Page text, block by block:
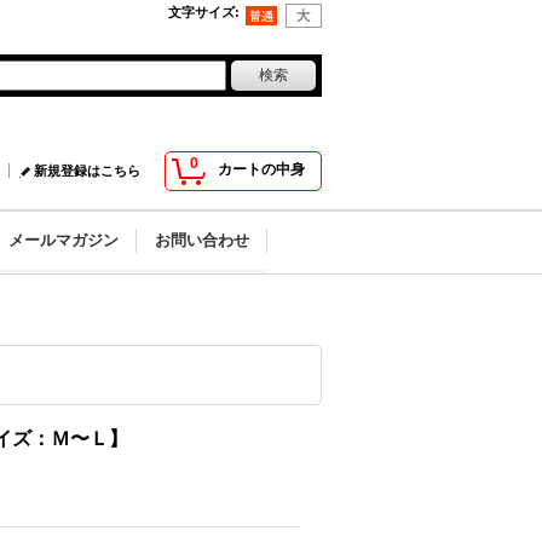
文字サイズ:
0 カートの中身
新規登録はこちら
メールマガジン お問い合わせ
：Ｍ〜Ｌ】